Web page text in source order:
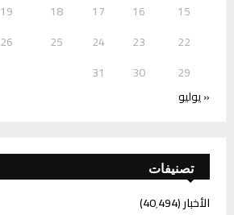
15
16
17
18
19
22
23
24
25
26
29
30
31
« يوليو
تصنيفات
الأخبار(40٬494)